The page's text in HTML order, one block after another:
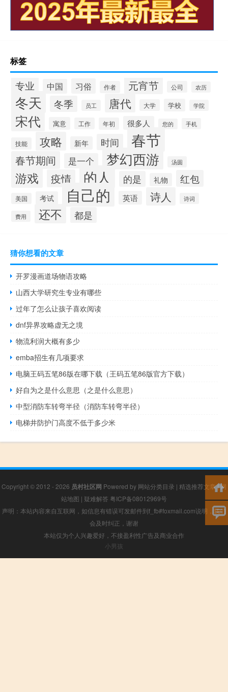
标签
专业 中国 习俗 作者 元宵节 公司 农历
冬天 冬季 员工 唐代 大学 学校 学院
宋代 寓意 工作 年初 很多人 您的 手机
技能 攻略 新年 时间 春节
春节期间 是一个 梦幻西游 汤圆
游戏 疫情 的人 的是 礼物 红包
美国 考试 自己的 英语 诗人 诗词
费用 还不 都是
猜你想看的文章
开罗漫画道场物语攻略
山西大学研究生专业有哪些
过年了怎么让孩子喜欢阅读
dnf异界攻略虚无之境
物流利润大概有多少
emba招生有几项要求
电脑王码五笔86版在哪下载（王码五笔86版官方下载）
好自为之是什么意思（之是什么意思）
中型消防车转弯半径（消防车转弯半径）
电梯井防护门高度不低于多少米
Copyright © 2012 - 2026 员村社区网 Powered by 网站分类目录 | 精选推荐文章|网
站地图 | 疑难解答 粤ICP备08012969号
声明：本站内容来自互联网，如信息有错误可发邮件到f_fb#foxmail.com说明，我们
会及时纠正，谢谢
本站仅为个人兴趣爱好，不接盈利性广告及商业合作
小男孩